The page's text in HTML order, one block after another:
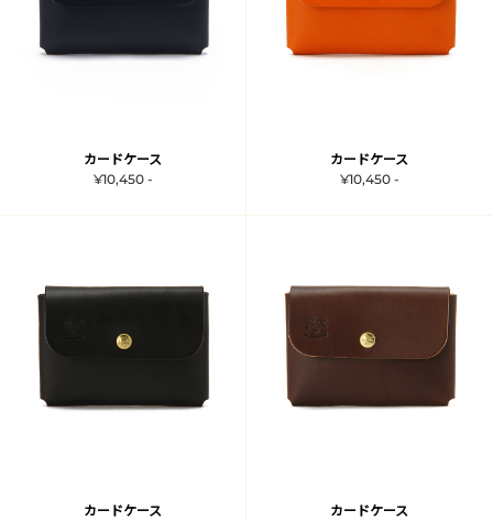
カードケース
¥10,450 -
カードケース
¥10,450 -
カードケース
カードケース